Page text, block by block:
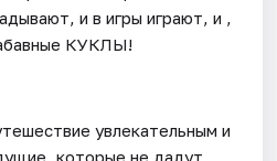
и в игры играют, и ,
КУКЛЫ!
увлекательным и
которые не дадут